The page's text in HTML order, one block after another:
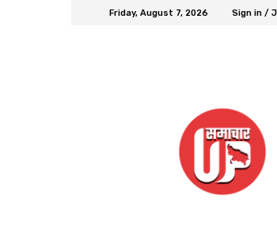
Friday, August 7, 2026 Sign in /